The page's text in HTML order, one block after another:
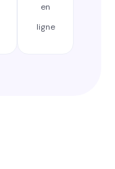
en
ligne